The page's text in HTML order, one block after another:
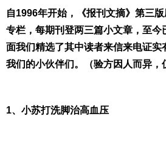
自1996年开始，《报刊文摘》第三
专栏，每期刊登两三篇小文章，至今
面我们精选了其中读者来信来电证实
我们的小伙伴们。（验方因人而异，
1、小苏打洗脚治高血压